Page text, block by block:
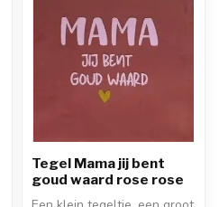
Tegel Mama jij bent
goud waard rose rose